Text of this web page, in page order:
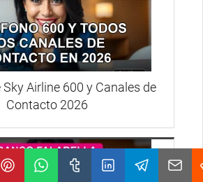
Airline 600 y Canales de
Contacto 2026